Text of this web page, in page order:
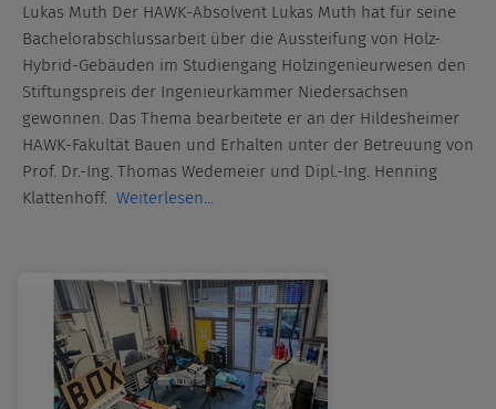
Lukas Muth Der HAWK-Absolvent Lukas Muth hat für seine
Bachelorabschlussarbeit über die Aussteifung von Holz-
Hybrid-Gebäuden im Studiengang Holzingenieurwesen den
Stiftungspreis der Ingenieurkammer Niedersachsen
gewonnen. Das Thema bearbeitete er an der Hildesheimer
HAWK-Fakultät Bauen und Erhalten unter der Betreuung von
Prof. Dr.-Ing. Thomas Wedemeier und Dipl.-Ing. Henning
Klattenhoff. Weiterlesen...